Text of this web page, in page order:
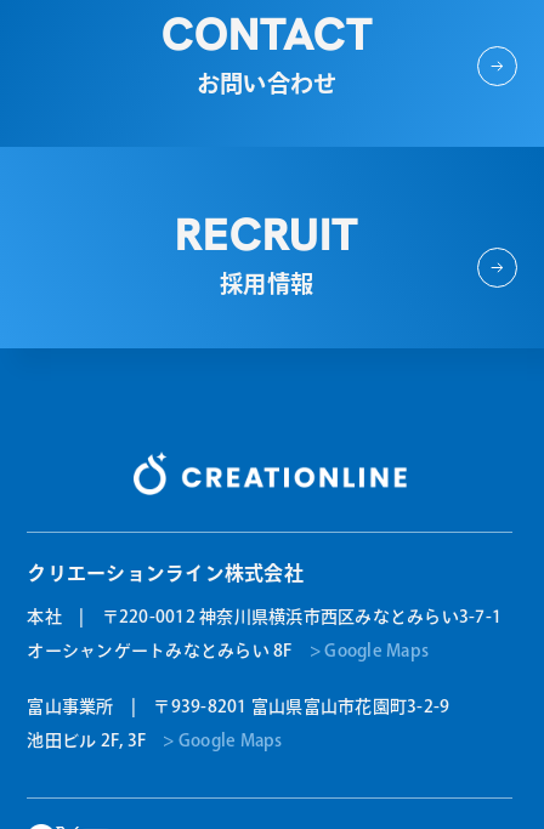
CONTACT
お問い合わせ
RECRUIT
採用情報
クリエーションライン株式会社
本社 | 〒220-0012 神奈川県横浜市西区みなとみらい3-7-1
オーシャンゲートみなとみらい 8F > Google Maps
富山事業所 | 〒939-8201 富山県富山市花園町3-2-9
池田ビル 2F, 3F > Google Maps